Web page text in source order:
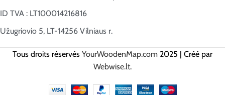
ID TVA : LT100014216816
Užugriovio 5, LT-14256 Vilniaus r.
Tous droits réservés YourWoodenMap.com 2025 | Créé par
Webwise.lt.